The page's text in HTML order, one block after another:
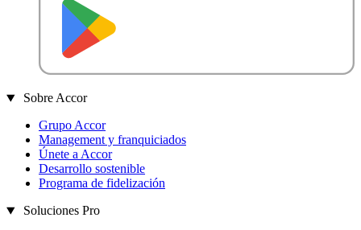
Sobre Accor
Grupo Accor
Management y franquiciados
Únete a Accor
Desarrollo sostenible
Programa de fidelización
Soluciones Pro